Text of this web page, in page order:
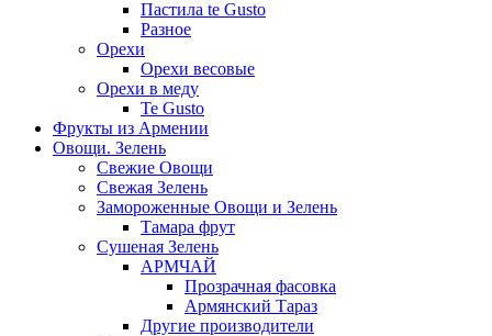
Пастила te Gusto
Разное
Орехи
Орехи весовые
Орехи в меду
Te Gusto
Фрукты из Армении
Овощи. Зелень
Свежие Овощи
Свежая Зелень
Замороженные Овощи и Зелень
Тамара фрут
Сушеная Зелень
АРМЧАЙ
Прозрачная фасовка
Армянский Тараз
Другие производители